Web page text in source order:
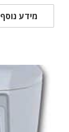
מידע נוסף